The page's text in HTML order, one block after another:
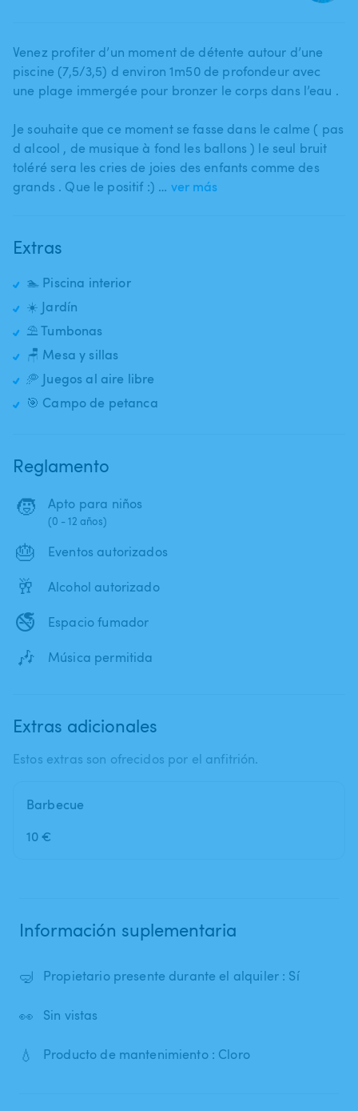
Venez profiter d’un moment de détente autour d’une
piscine (7​,​5​/​3​,​5) d environ 1m50 de profondeur avec
une plage immergée pour bronzer le corps dans l’eau .
Je souhaite que ce moment se fasse dans le calme ( pas
d alcool ​,​ de musique à fond les ballons ) le seul bruit
toléré sera les cries de joies des enfants comme des
grands . Que le positif :) … ver más
Extras
🏊 Piscina interior
☀️ Jardín
⛱️ Tumbonas
🪑 Mesa y sillas
🥏 Juegos al aire libre
🎯 Campo de petanca
Reglamento
🧒 Apto para niños
(0 - 12 años)
🎂 Eventos autorizados
🥂 Alcohol autorizado
🚭 Espacio fumador
🎶 Música permitida
Extras adicionales
Estos extras son ofrecidos por el anfitrión.
Barbecue
10 €
Información suplementaria
🤿 Propietario presente durante el alquiler : Sí
👀 Sin vistas
💧 Producto de mantenimiento : Cloro